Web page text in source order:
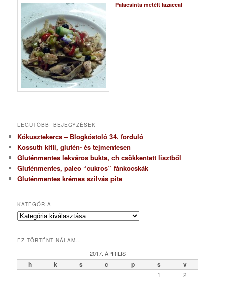
Palacsinta metélt lazaccal
LEGUTÓBBI BEJEGYZÉSEK
Kókusztekercs – Blogkóstoló 34. forduló
Kossuth kifli, glutén- és tejmentesen
Gluténmentes lekváros bukta, ch csökkentett lisztből
Gluténmentes, paleo “cukros” fánkocskák
Gluténmentes krémes szilvás pite
KATEGÓRIA
K
e
r
EZ TÖRTÉNT NÁLAM…
2017. ÁPRILIS
h k s c p s v
1
2